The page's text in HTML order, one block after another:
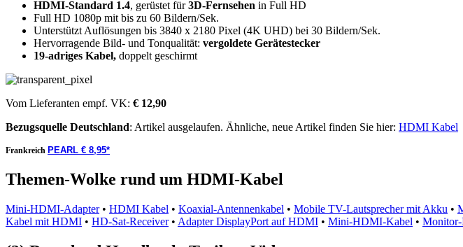
HDMI-Standard 1.4, gerüstet für3D-Fernsehen in Full HD
Full HD 1080p mit bis zu 60 Bildern/Sek.
Unterstützt Auflösungen bis 3840 x 2180 Pixel (4K UHD) bei 30 Bildern/Sek.
Hervorragende Bild- und Tonqualität: vergoldete Gerätestecker
19-adriges Kabel, doppelt geschirmt
Vom Lieferanten empf. VK: € 12,90
Bezugsquelle Deutschland: Artikel ausgelaufen. Ähnliche, neue Artikel finden Sie hier: HDMI Kabel
Frankreich PEARL € 8,95*
Themen-Wolke rund um HDMI-Kabel
Mini-HDMI-Adapter• HDMI Kabel • Koaxial-Antennenkabel • Mobile TV-Lautsprecher mit Akku •
Kabel mit HDMI • HD-Sat-Receiver• Adapter DisplayPort auf HDMI • Mini-HDMI-Kabel •